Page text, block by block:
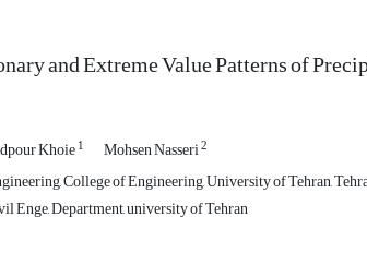
and Extreme Value Patterns of
Khoie1 Mohsen Nasseri2
College of Engineering, University of Tehran,
Enge, Department, university of Tehran